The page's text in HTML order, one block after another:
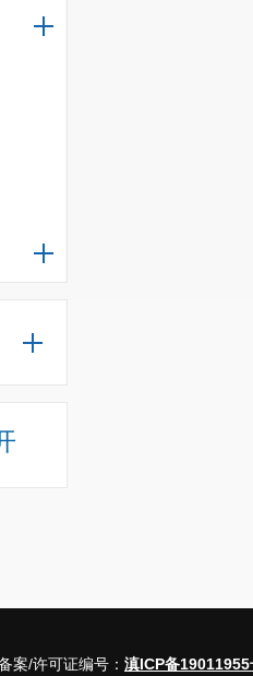
案/许可证编号： 滇ICP备